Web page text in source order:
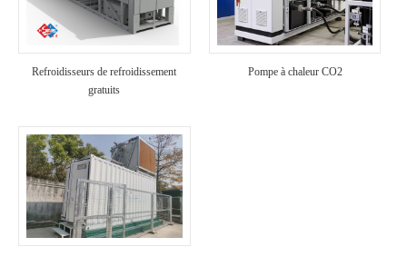
Refroidisseurs de refroidissement
gratuits
Pompe à chaleur CO2